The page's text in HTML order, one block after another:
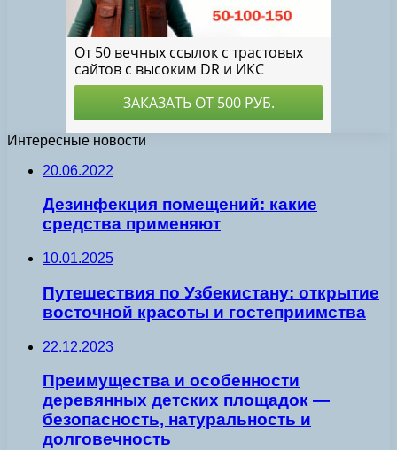
Интересные новости
20.06.2022
Дезинфекция помещений: какие
средства применяют
10.01.2025
Путешествия по Узбекистану: открытие
восточной красоты и гостеприимства
22.12.2023
Преимущества и особенности
деревянных детских площадок —
безопасность, натуральность и
долговечность